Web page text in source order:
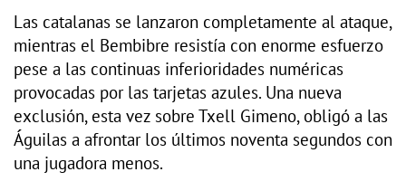
Las catalanas se lanzaron completamente al ataque,
mientras el Bembibre resistía con enorme esfuerzo
pese a las continuas inferioridades numéricas
provocadas por las tarjetas azules. Una nueva
exclusión, esta vez sobre Txell Gimeno, obligó a las
Águilas a afrontar los últimos noventa segundos con
una jugadora menos.